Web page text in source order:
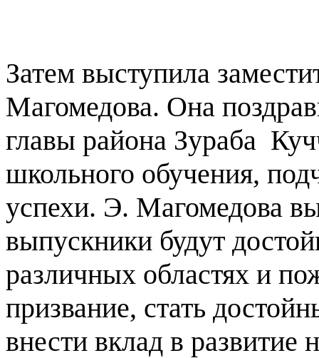
Затем выступила
Магомедова. Она
главы района Зураба
школьного обучения,
успехи. Э. Магомедова
выпускники будут
различных областях и
призвание, стать
внести вклад в развитие